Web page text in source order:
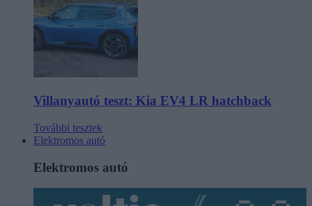
Villanyautó teszt: Kia EV4 LR hatchback
További tesztek
Elektromos autó
Elektromos autó